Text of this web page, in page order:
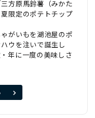
方原馬鈴薯（みかた
限定のポテトチップ
がいもを湖池屋のポ
ウを注いで誕生し
年に一度の美味しさ